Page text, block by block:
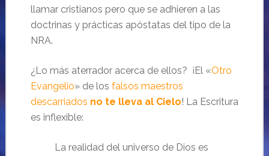
llamar cristianos pero que se adhieren a las
doctrinas y prácticas apóstatas del tipo de la
NRA.
¿Lo más aterrador acerca de ellos? ¡El «Otro
Evangelio» de los falsos maestros
descarriados no te lleva al Cielo! La Escritura
es inflexible:
La realidad del universo de Dios es